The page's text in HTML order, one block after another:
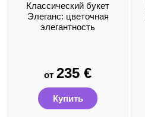
Классический букет
Элеганс: цветочная
элегантность
от 235 €
Купить